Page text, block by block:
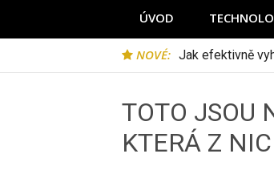
ÚVOD
NOVÉ: Jak efektivně
TOTO JSOU
KTERÁ Z